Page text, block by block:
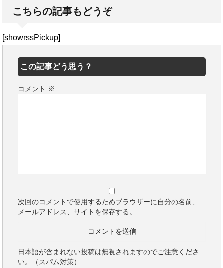
こちらの記事もどうぞ
[showrssPickup]
この記事どう思う？
コメント ※
次回のコメントで使用するためブラウザーに自分の名前、
メールアドレス、サイトを保存する。
日本語が含まれない投稿は無視されますのでご注意くださ
い。（スパム対策）